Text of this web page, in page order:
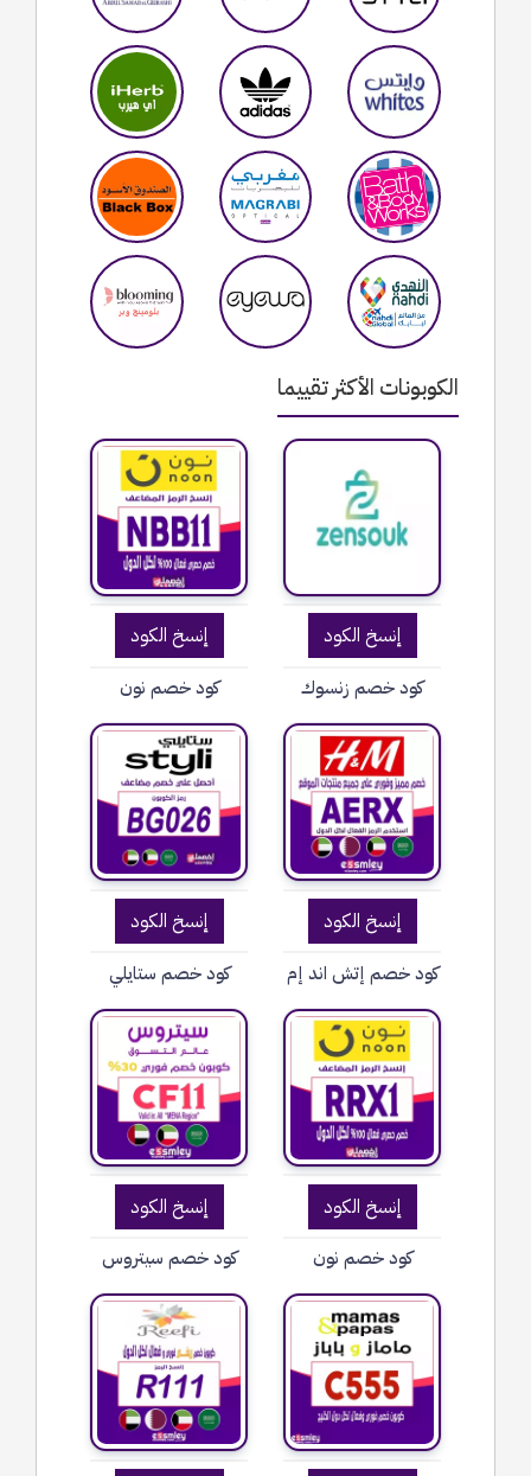
الكوبونات الأكثر تقييما
إنسخ الكود
كود خصم زنسوك
إنسخ الكود
كود خصم نون
إنسخ الكود
كود خصم إتش اند إم
إنسخ الكود
كود خصم ستايلي
إنسخ الكود
كود خصم نون
إنسخ الكود
كود خصم سيتروس